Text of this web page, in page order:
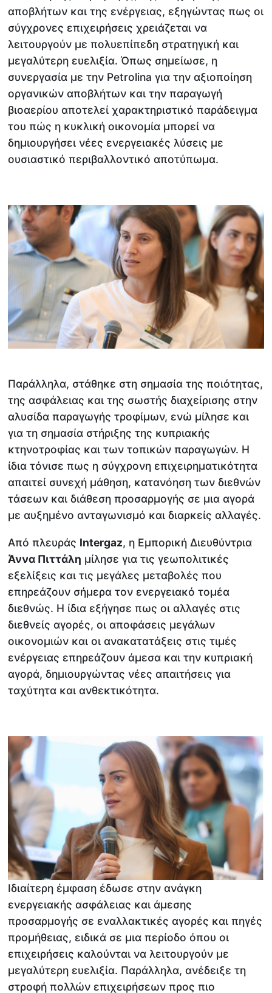
αποβλήτων και της ενέργειας, εξηγώντας πως οι
σύγχρονες επιχειρήσεις χρειάζεται να
λειτουργούν με πολυεπίπεδη στρατηγική και
μεγαλύτερη ευελιξία. Όπως σημείωσε, η
συνεργασία με την Petrolina για την αξιοποίηση
οργανικών αποβλήτων και την παραγωγή
βιοαερίου αποτελεί χαρακτηριστικό παράδειγμα
του πώς η κυκλική οικονομία μπορεί να
δημιουργήσει νέες ενεργειακές λύσεις με
ουσιαστικό περιβαλλοντικό αποτύπωμα.
Παράλληλα, στάθηκε στη σημασία της ποιότητας,
της ασφάλειας και της σωστής διαχείρισης στην
αλυσίδα παραγωγής τροφίμων, ενώ μίλησε και
για τη σημασία στήριξης της κυπριακής
κτηνοτροφίας και των τοπικών παραγωγών. Η
ίδια τόνισε πως η σύγχρονη επιχειρηματικότητα
απαιτεί συνεχή μάθηση, κατανόηση των διεθνών
τάσεων και διάθεση προσαρμογής σε μια αγορά
με αυξημένο ανταγωνισμό και διαρκείς αλλαγές.
Από πλευράς Intergaz, η Εμπορική Διευθύντρια
Άννα Πιττάλη μίλησε για τις γεωπολιτικές
εξελίξεις και τις μεγάλες μεταβολές που
επηρεάζουν σήμερα τον ενεργειακό τομέα
διεθνώς. Η ίδια εξήγησε πως οι αλλαγές στις
διεθνείς αγορές, οι αποφάσεις μεγάλων
οικονομιών και οι ανακατατάξεις στις τιμές
ενέργειας επηρεάζουν άμεσα και την κυπριακή
αγορά, δημιουργώντας νέες απαιτήσεις για
ταχύτητα και ανθεκτικότητα.
Ιδιαίτερη έμφαση έδωσε στην ανάγκη
ενεργειακής ασφάλειας και άμεσης
προσαρμογής σε εναλλακτικές αγορές και πηγές
προμήθειας, ειδικά σε μια περίοδο όπου οι
επιχειρήσεις καλούνται να λειτουργούν με
μεγαλύτερη ευελιξία. Παράλληλα, ανέδειξε τη
στροφή πολλών επιχειρήσεων προς πιο